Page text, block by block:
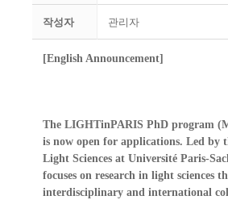
작성자 관리자
[English Announcement]
The LIGHTinPARIS PhD program
is now open for applications. Led by
Light Sciences at Université Paris-
focuses on research in light sciences
interdisciplinary and international